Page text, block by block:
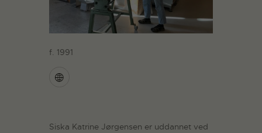
f. 1991
Siska Katrine Jørgensen er uddannet ved